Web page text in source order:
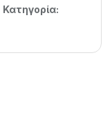
Κατηγορία: